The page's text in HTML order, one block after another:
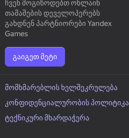
ჩვენ მოგიწოდებთ ონლაინ
თამაშების დეველოპერებს
გახდნენ პარტნიორები Yandex
Games
გაიგეთ მეტი
მომხმარებლის ხელშეკრულება
კონფიდენციალურობის პოლიტიკა
ტექნიკური მხარდაჭერა